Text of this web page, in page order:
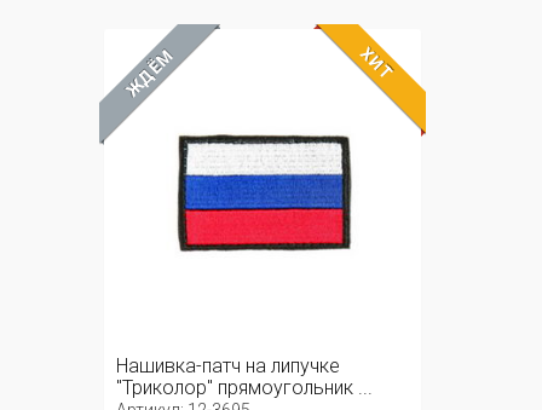
ЖДЁМ ХИТ
Нашивка-патч на липучке
"Триколор" прямоугольник ...